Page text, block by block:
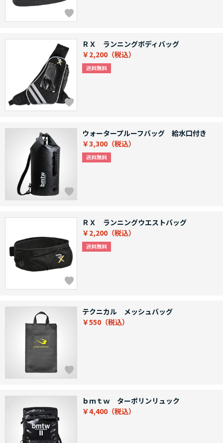
ＲＸ ランニングボディバッグ
￥2,200
ウォータープルーフバッグ 給水口付き
￥3,300
ＲＸ ランニングウエストバッグ
￥2,200
テクニカル メッシュバッグ
￥550
ｂｍｔｗ ターポリンリュック
￥4,400